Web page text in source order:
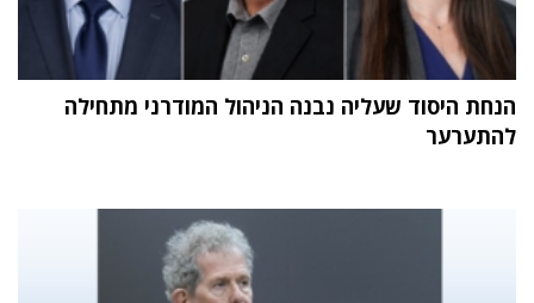
הנחת היסוד שעליה נבנה הניהול המודרני מתחילה
להתערער